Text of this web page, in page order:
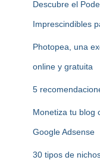
Descubre el
Imprescindibles
Photopea, una
online y gratuita
5
Monetiza tu blog
Google Adsense
30 tipos de